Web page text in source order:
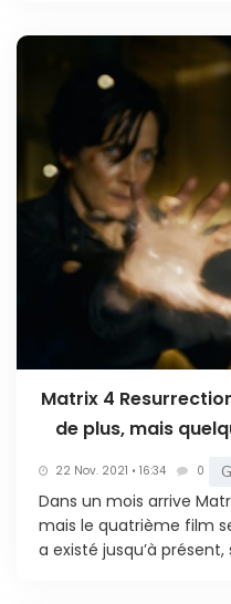
Matrix 4
de plus, mais
22 Nov. 2021 • 16:34 0
Dans un mois arrive
mais le quatrième film
a existé jusqu’à présent,